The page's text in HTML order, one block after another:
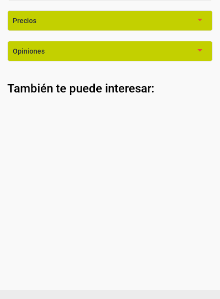
Precios
Opiniones
También te puede interesar: